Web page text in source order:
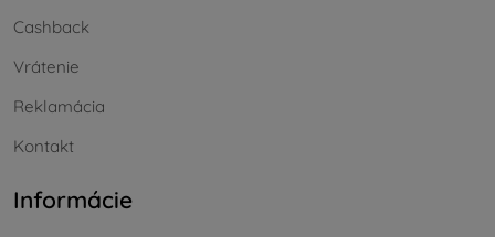
Cashback
Vrátenie
Reklamácia
Kontakt
Informácie